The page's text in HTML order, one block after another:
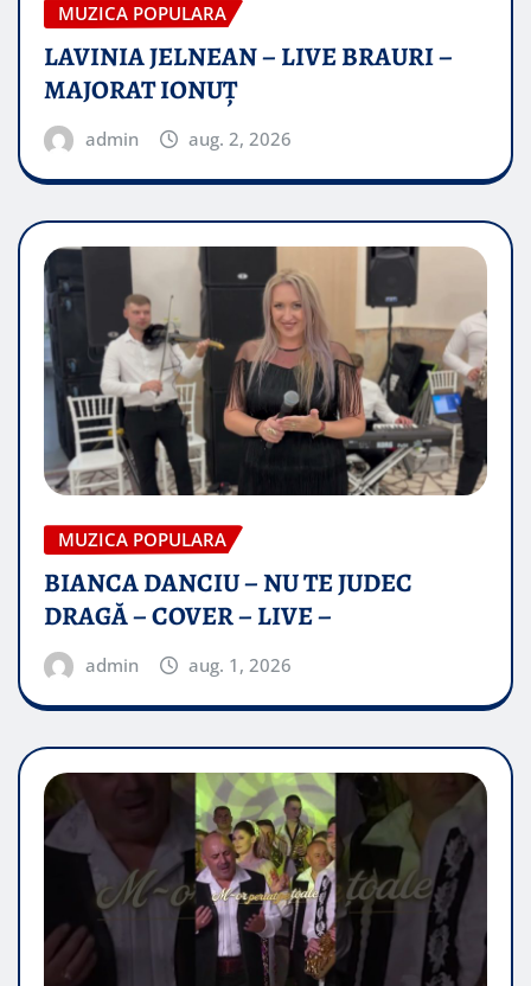
MUZICA POPULARA
LAVINIA JELNEAN – LIVE BRAURI –
MAJORAT IONUŢ
admin aug. 2, 2026
MUZICA POPULARA
BIANCA DANCIU – NU TE JUDEC
DRAGĂ – COVER – LIVE –
admin aug. 1, 2026